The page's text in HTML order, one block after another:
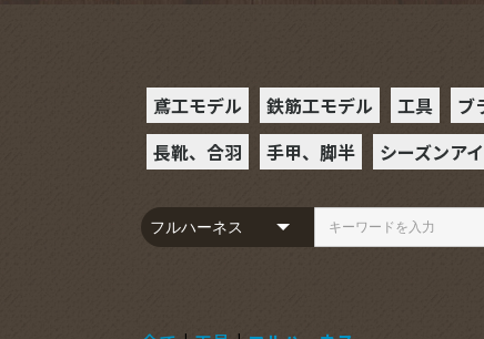
鳶工モデル 鉄筋工モデル 工具
ラチェ
スケール
ハンマー
カラビナ
腰袋
ミニカ
ビットソ
レンチソ
ビット
レベル
モンキー
ギアレ
めがね
ヨセポ
ペンマ
落下防止
D環
フルハ
ランヤ
サポー
セフホ
BXハッ
ハッカー
SPHツ
インパ
その他
ブ
長靴、合羽
長靴
合羽
手甲、脚半
手甲
駒手甲
シーズンア
空調服
防寒着
コンプレッ
夏
コンプレッ
冬